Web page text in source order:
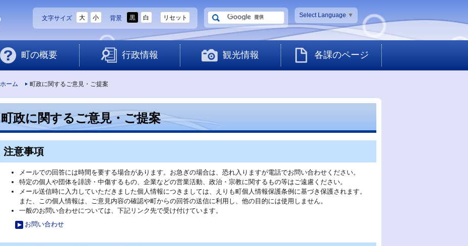
文字サイズ 大 小 背景 黒 白 リセット Select Language ▼
町の概要 行政情報 観光情報 各課のページ
ホーム 町政に関するご意見・ご提案
町政に関するご意見・ご提案
注意事項
メールでの回答には時間を要する場合があります。お急ぎの場合は、恐れ入りますが電話でお問い合わせください。
特定の個人や団体を誹謗・中傷するもの、企業などの営業活動、政治・宗教に関するもの等はご遠慮ください。
メール送信時に入力していただきました個人情報につきましては、えりも町個人情報保護条例に基づき保護されます。
また、この個人情報は、ご意見内容の確認や町からの回答の送信に利用し、他の目的には使用しません。
一般のお問い合わせについては、下記リンク先で受け付けています。
お問い合わせ